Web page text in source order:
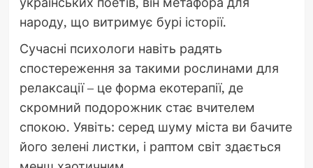
народу, що витримує бурі історії.
Сучасні психологи навіть радять
спостереження за такими рослинами для
релаксації – це форма екотерапії, де
скромний подорожник стає вчителем
спокою. Уявіть: серед шуму міста ви бачите
його зелені листки, і раптом світ здається